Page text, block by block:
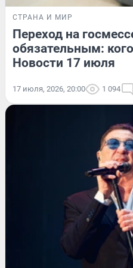
СТРАНА И МИР
Переход на
обязательным:
Новости 17 июля
17 июля, 2026, 20:00 1 094